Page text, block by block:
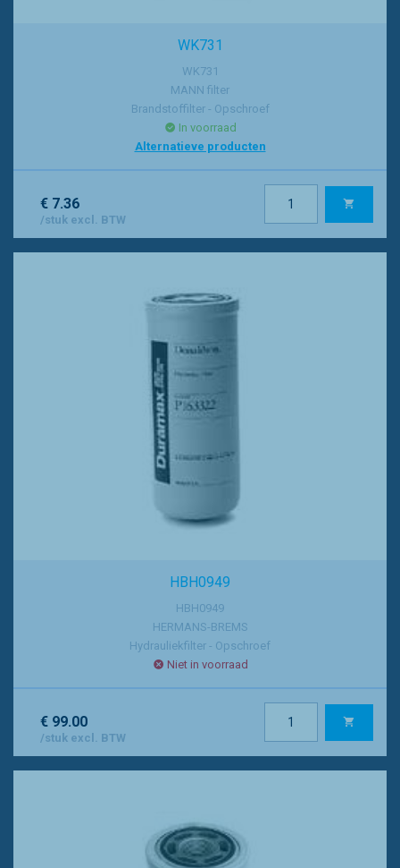
WK731
WK731
MANN filter
Brandstoffilter - Opschroef
In voorraad
Alternatieve producten
€ 7.36
/stuk excl. BTW
HBH0949
HBH0949
HERMANS-BREMS
Hydrauliekfilter - Opschroef
Niet in voorraad
€ 99.00
/stuk excl. BTW